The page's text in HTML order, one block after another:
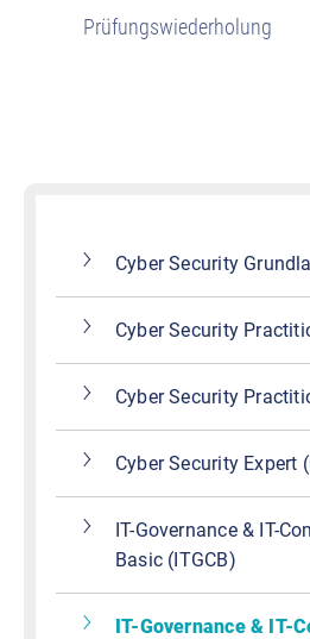
Prüfungswiederholung
Cyber Security
Cyber Security
Cyber Security
Cyber Security Expert
IT-Governance & IT-
Basic (ITGCB)
IT-Governance & IT-